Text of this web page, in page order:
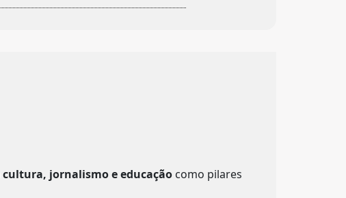
cultura, jornalismo e educação como pilares